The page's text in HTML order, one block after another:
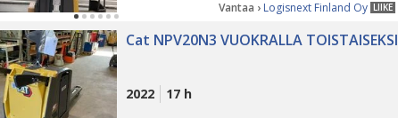
LIIKE
Vantaa › Logisnext Finland Oy
Cat NPV20N3 VUOKRALLA TOISTAISEKSI
2022 17 h